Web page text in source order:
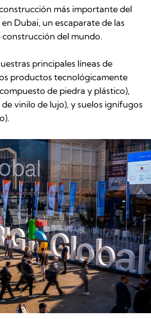
más importante del
Dubai, un escaparate de las
del mundo.
principales líneas de
productos tecnológicamente
de piedra y plástico),
de vinilo de lujo), y suelos ignífugos